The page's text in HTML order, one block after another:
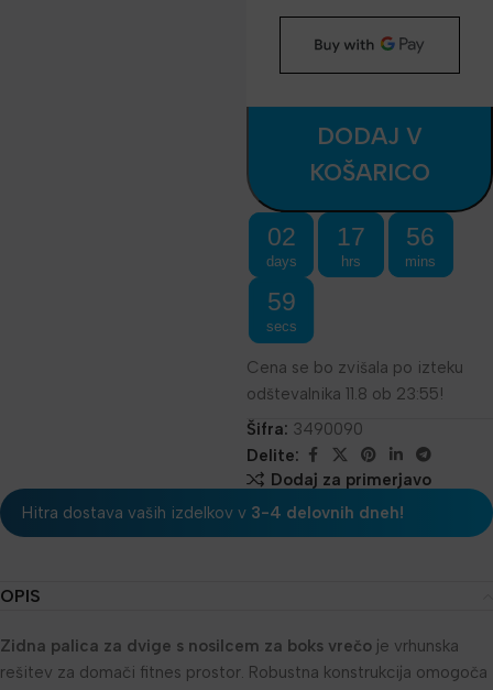
DODAJ V
KOŠARICO
02
days
17
hrs
56
mins
58
secs
Cena se bo zvišala po izteku
odštevalnika 11.8 ob 23:55!
Šifra: 3490090
Delite:
Dodaj za primerjavo
Hitra dostava vaših izdelkov v 3-4 delovnih dneh!
OPIS
Zidna palica za dvige s nosilcem za boks vrečo je vrhunska
rešitev za domači fitnes prostor. Robustna konstrukcija omogoča